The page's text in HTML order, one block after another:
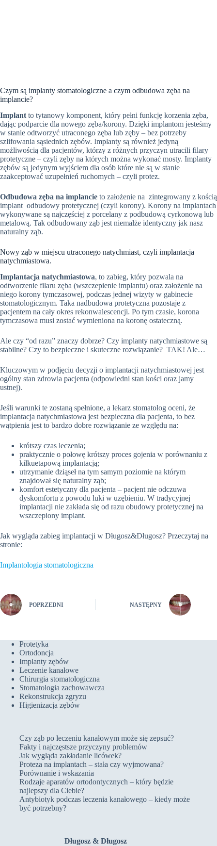
Czym są implanty stomatologiczne a czym odbudowa zęba na
implancie?
Implant to tytanowy komponent, który pełni funkcję korzenia zęba,
dając podparcie dla nowego zęba/korony. Dzięki implantom jesteśmy
w stanie odtworzyć utraconego zęba lub zęby – bez potrzeby
szlifowania sąsiednich zębów. Implanty są również jedyną
możliwością dla pacjentów, którzy z różnych przyczyn utracili filary
protetyczne – czyli zęby na których można wykonać mosty. Implanty
zębów są jedynym wyjściem dla osób które nie są w stanie
zaakceptować uzupełnień ruchomych – czyli protez.
Odbudowa zęba na implancie to założenie na zintegrowany z kością
implant odbudowy protetycznej (czyli korony). Korony na implantach
wykonywane są najczęściej z porcelany z podbudową cyrkonową lub
metalową. Tak odbudowany ząb jest niemalże identyczny jak nasz
naturalny ząb.
Nowy ząb w miejscu utraconego natychmiast, czyli implantacja
natychmiastowa.
Implantacja natychmiastowa, to zabieg, który pozwala na
odtworzenie filaru zęba (wszczepienie implantu) oraz założenie na
niego korony tymczasowej, podczas jednej wizyty w gabinecie
stomatologicznym. Taka nadbudowa protetyczna pozostaje z
pacjentem na cały okres rekonwalescencji. Po tym czasie, korona
tymczasowa musi zostać wymieniona na koronę ostateczną.
Ale czy “od razu” znaczy dobrze? Czy implanty natychmiastowe są
stabilne? Czy to bezpieczne i skuteczne rozwiązanie? TAK! Ale…
Kluczowym w podjęciu decyzji o implantacji natychmiastowej jest
ogólny stan zdrowia pacjenta (odpowiedni stan kości oraz jamy
ustnej).
Jeśli warunki te zostaną spełnione, a lekarz stomatolog oceni, że
implantacja natychmiastowa jest bezpieczna dla pacjenta, to bez
wątpienia jest to bardzo dobre rozwiązanie ze względu na:
krótszy czas leczenia;
praktycznie o połowę krótszy proces gojenia w porównaniu z
kilkuetapową implantacją;
utrzymanie dziąseł na tym samym poziomie na którym
znajdował się naturalny ząb;
komfort estetyczny dla pacjenta – pacjent nie odczuwa
dyskomfortu z powodu luki w uzębieniu. W tradycyjnej
implantacji nie zakłada się od razu obudowy protetycznej na
wszczepiony implant.
Jak wygląda zabieg implantacji w Długosz&Długosz? Przeczytaj na
stronie:
Implantologia stomatologiczna
POPRZEDNI NASTĘPNY
Protetyka
Ortodoncja
Implanty zębów
Leczenie kanałowe
Chirurgia stomatologiczna
Stomatologia zachowawcza
Rekonstrukcja zgryzu
Higienizacja zębów
Czy ząb po leczeniu kanałowym może się zepsuć?
Fakty i najczęstsze przyczyny problemów
Jak wygląda zakładanie licówek?
Proteza na implantach – stała czy wyjmowana?
Porównanie i wskazania
Rodzaje aparatów ortodontycznych – który będzie
najlepszy dla Ciebie?
Antybiotyk podczas leczenia kanałowego – kiedy może
być potrzebny?
Długosz & Długosz